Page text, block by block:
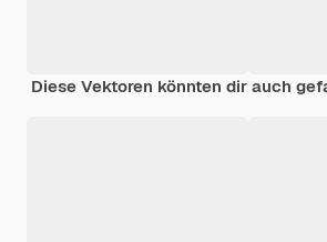
Diese Vektoren könnten dir auch